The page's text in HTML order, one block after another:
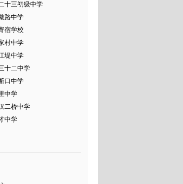
十三初级中学
路中学
宿学校
村中学
堤中学
十二中学
口中学
中学
二桥中学
中学